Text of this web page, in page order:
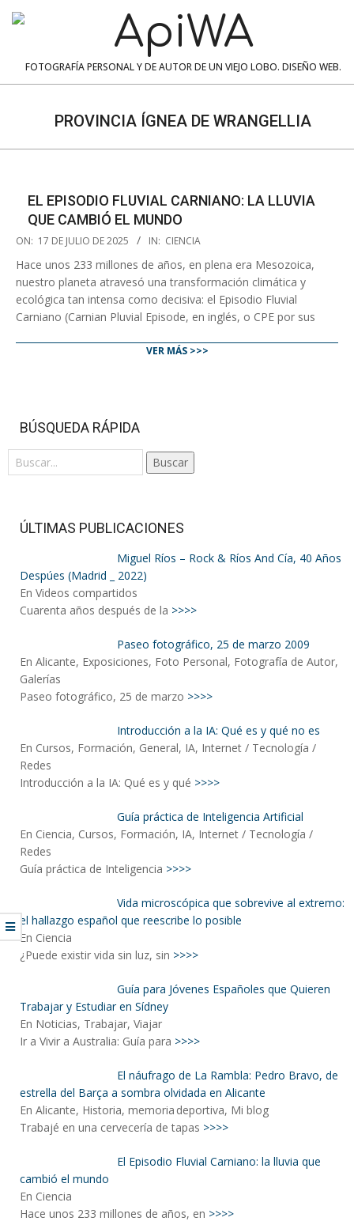
ApiWA
FOTOGRAFÍA PERSONAL Y DE AUTOR DE UN VIEJO LOBO. DISEÑO WEB.
PROVINCIA ÍGNEA DE WRANGELLIA
EL EPISODIO FLUVIAL CARNIANO: LA LLUVIA
QUE CAMBIÓ EL MUNDO
2025-
17
ON: 17 DE JULIO DE 2025 IN: CIENCIA
Hace unos 233 millones de años, en plena era Mesozoica,
nuestro planeta atravesó una transformación climática y
ecológica tan intensa como decisiva: el Episodio Fluvial
Carniano (Carnian Pluvial Episode, en inglés, o CPE por sus
VER MÁS >>>
BÚSQUEDA RÁPIDA
Buscar
ÚLTIMAS PUBLICACIONES
Miguel Ríos – Rock & Ríos And Cía, 40 Años
Despúes (Madrid _ 2022)
En Videos compartidos
Cuarenta años después de la >>>>
Paseo fotográfico, 25 de marzo 2009
En Alicante, Exposiciones, Foto Personal, Fotografía de Autor,
Galerías
Paseo fotográfico, 25 de marzo >>>>
Introducción a la IA: Qué es y qué no es
En Cursos, Formación, General, IA, Internet / Tecnología /
Redes
Introducción a la IA: Qué es y qué >>>>
Guía práctica de Inteligencia Artificial
En Ciencia, Cursos, Formación, IA, Internet / Tecnología /
Redes
Guía práctica de Inteligencia >>>>
Vida microscópica que sobrevive al extremo:
el hallazgo español que reescribe lo posible
En Ciencia
¿Puede existir vida sin luz, sin >>>>
Guía para Jóvenes Españoles que Quieren
Trabajar y Estudiar en Sídney
En Noticias, Trabajar, Viajar
Ir a Vivir a Australia: Guía para >>>>
El náufrago de La Rambla: Pedro Bravo, de
estrella del Barça a sombra olvidada en Alicante
En Alicante, Historia, memoria deportiva, Mi blog
Trabajé en una cervecería de tapas >>>>
El Episodio Fluvial Carniano: la lluvia que
cambió el mundo
En Ciencia
Hace unos 233 millones de años, en >>>>